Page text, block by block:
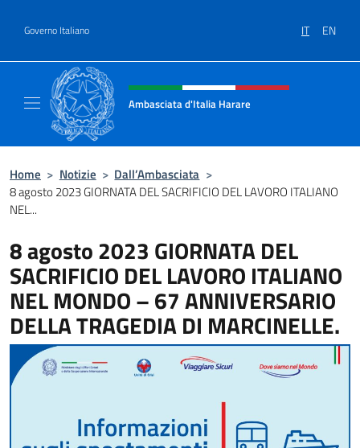
Governo Italiano IT EN
Intestazione sito, social e menù
Ambasciata d'Italia Harare
Home > Notizie > Dall’Ambasciata >
8 agosto 2023 GIORNATA DEL SACRIFICIO DEL LAVORO ITALIANO
NEL...
8 agosto 2023 GIORNATA DEL
SACRIFICIO DEL LAVORO ITALIANO
NEL MONDO – 67 ANNIVERSARIO
DELLA TRAGEDIA DI MARCINELLE.